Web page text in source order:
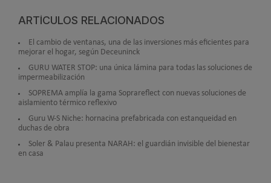
ARTÍCULOS RELACIONADOS
El cambio de ventanas, una de las inversiones más eficientes para
mejorar el hogar, según Deceuninck
GURU WATER STOP: una única lámina para todas las soluciones de
impermeabilización
SOPREMA amplía la gama Soprareflect con nuevas soluciones de
aislamiento térmico reflexivo
Guru W-S Niche: hornacina prefabricada con estanqueidad en
duchas de obra
Soler & Palau presenta NARAH: el guardián invisible del bienestar
en casa